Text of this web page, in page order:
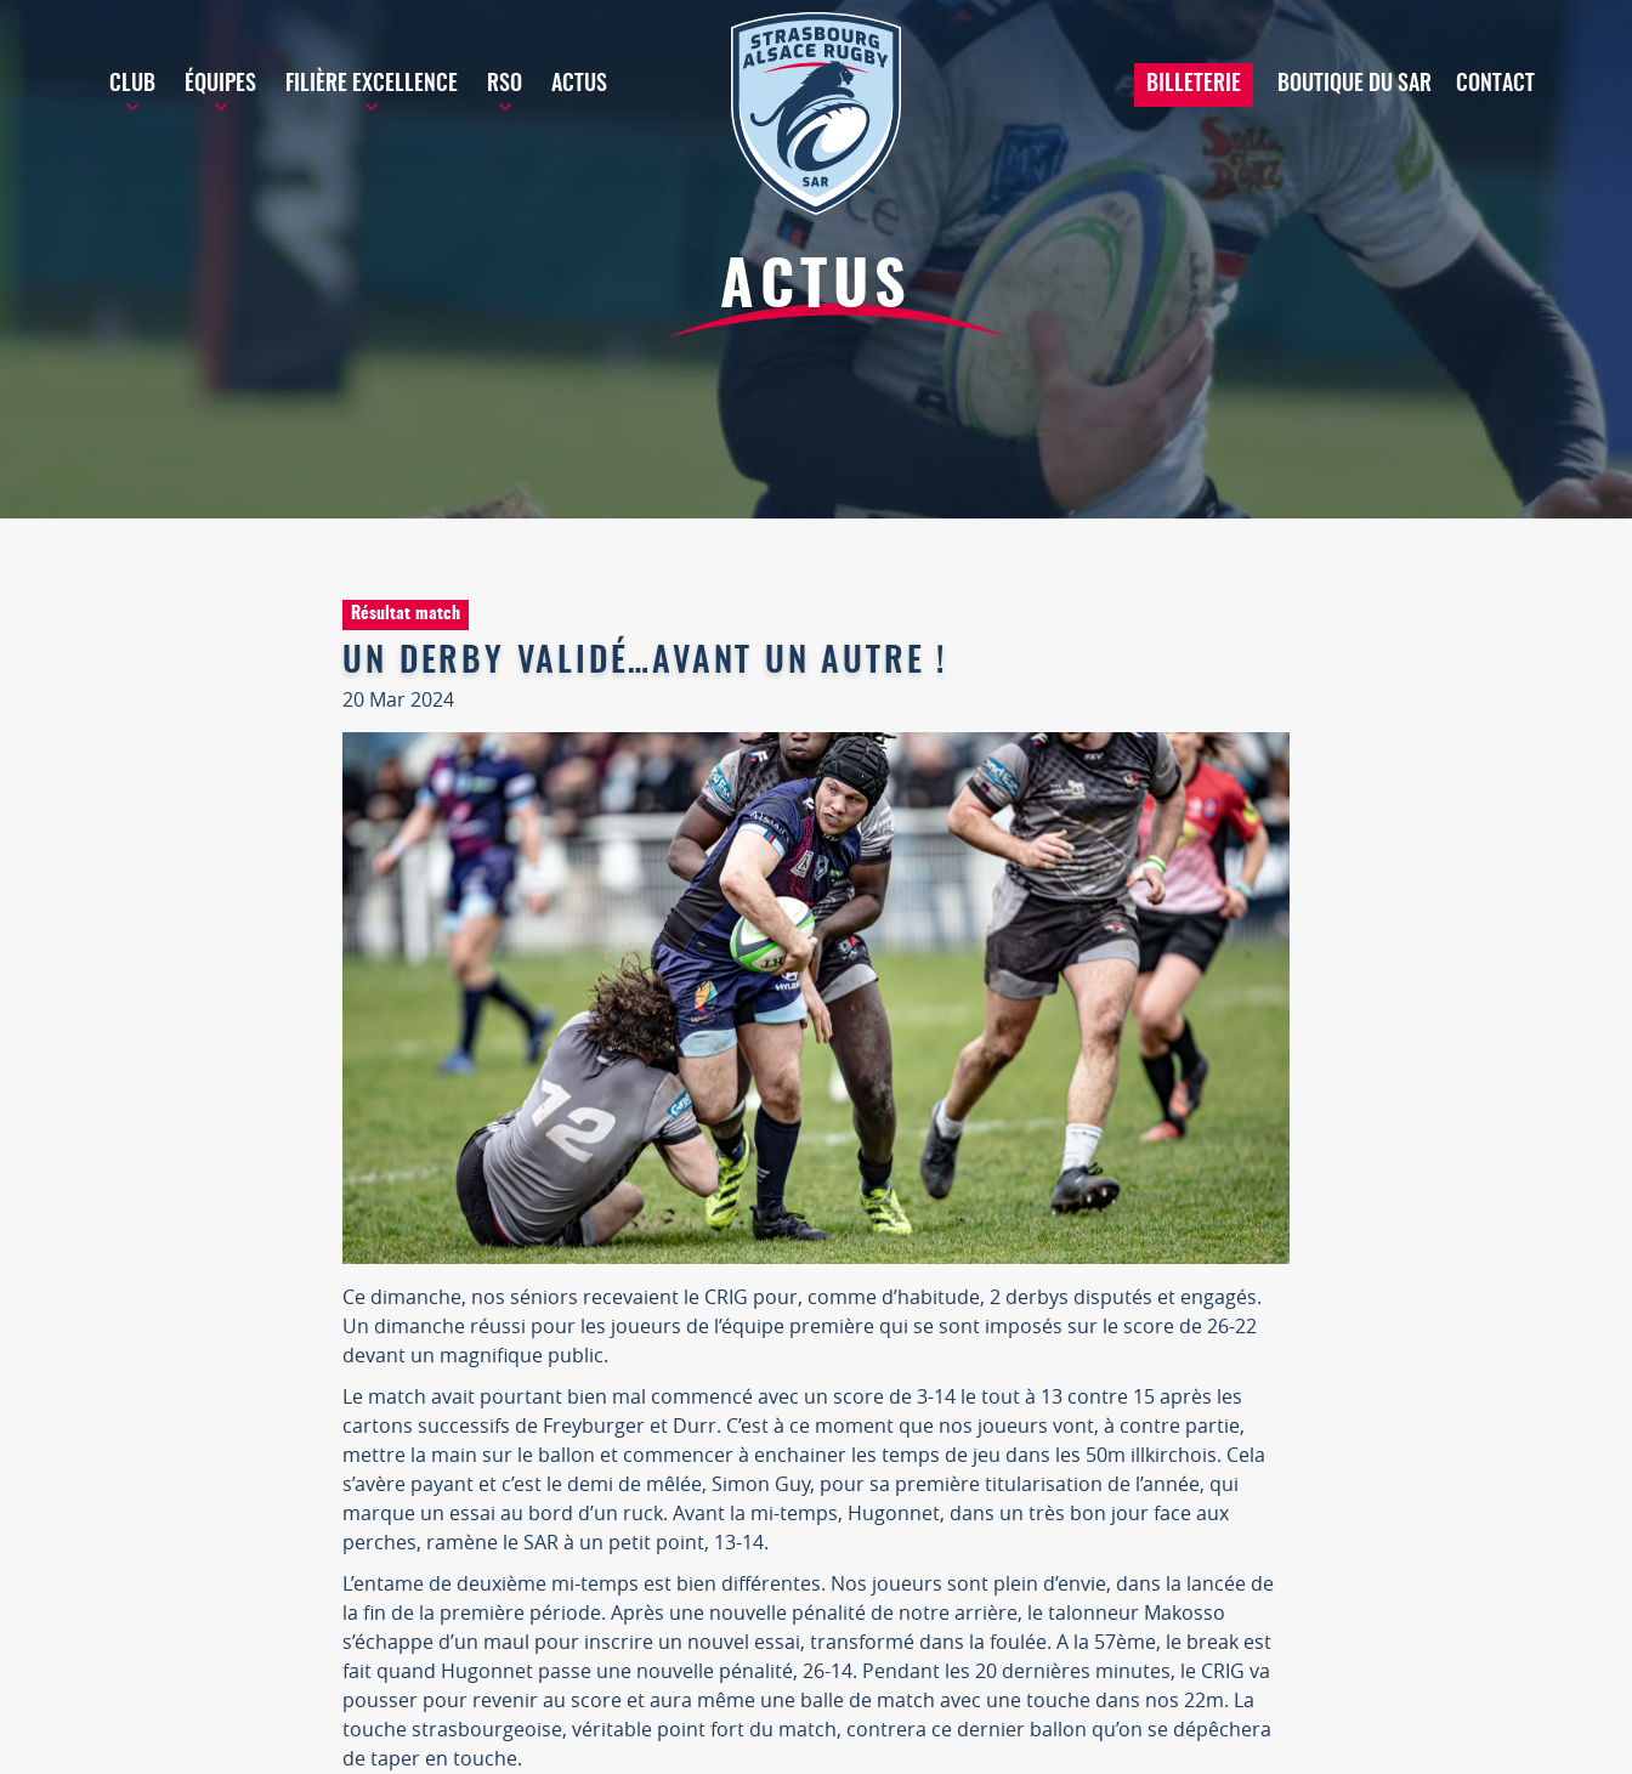
CLUB ÉQUIPES FILIÈRE EXCELLENCE RSO ACTUS BILLETERIE BOUTIQUE DU SAR CONTACT
ACTUS
Résultat match
UN DERBY VALIDÉ…AVANT UN AUTRE !
20 Mar 2024
Ce dimanche, nos séniors recevaient le CRIG pour, comme d’habitude, 2 derbys disputés et engagés.
Un dimanche réussi pour les joueurs de l’équipe première qui se sont imposés sur le score de 26-22
devant un magnifique public.
Le match avait pourtant bien mal commencé avec un score de 3-14 le tout à 13 contre 15 après les
cartons successifs de Freyburger et Durr. C’est à ce moment que nos joueurs vont, à contre partie,
mettre la main sur le ballon et commencer à enchainer les temps de jeu dans les 50m illkirchois. Cela
s’avère payant et c’est le demi de mêlée, Simon Guy, pour sa première titularisation de l’année, qui
marque un essai au bord d’un ruck. Avant la mi-temps, Hugonnet, dans un très bon jour face aux
perches, ramène le SAR à un petit point, 13-14.
L’entame de deuxième mi-temps est bien différentes. Nos joueurs sont plein d’envie, dans la lancée de
la fin de la première période. Après une nouvelle pénalité de notre arrière, le talonneur Makosso
s’échappe d’un maul pour inscrire un nouvel essai, transformé dans la foulée. A la 57ème, le break est
fait quand Hugonnet passe une nouvelle pénalité, 26-14. Pendant les 20 dernières minutes, le CRIG va
pousser pour revenir au score et aura même une balle de match avec une touche dans nos 22m. La
touche strasbourgeoise, véritable point fort du match, contrera ce dernier ballon qu’on se dépêchera
de taper en touche.